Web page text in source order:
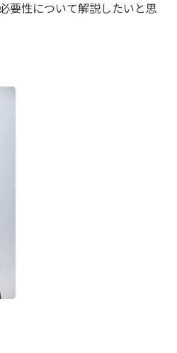
要性について解説したいと思